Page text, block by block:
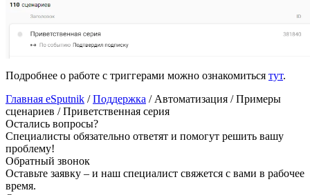
Подробнее о работе с триггерами можно ознакомиться тут.
Главная eSputnik / Поддержка / Автоматизация / Примеры
сценариев / Приветственная серия
Остались вопросы?
Специалисты обязательно ответят и помогут решить вашу
проблему!
Обратный звонок
Оставьте заявку – и наш специалист свяжется с вами в рабочее
время.